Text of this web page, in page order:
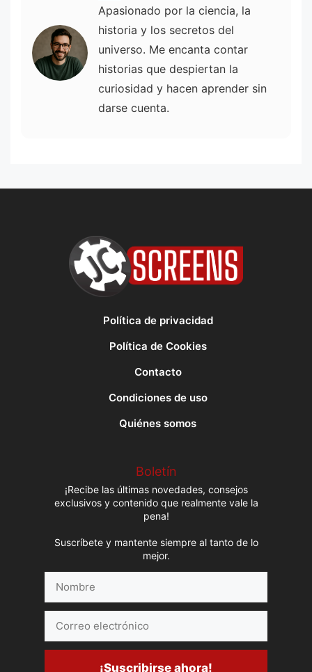
Apasionado por la ciencia, la
historia y los secretos del
universo. Me encanta contar
historias que despiertan la
curiosidad y hacen aprender sin
darse cuenta.
Política de privacidad
Política de Cookies
Contacto
Condiciones de uso
Quiénes somos
Boletín
¡Recibe las últimas novedades, consejos
exclusivos y contenido que realmente vale la
pena!
Suscríbete y mantente siempre al tanto de lo
mejor.
electrónico
¡Suscribirse ahora!